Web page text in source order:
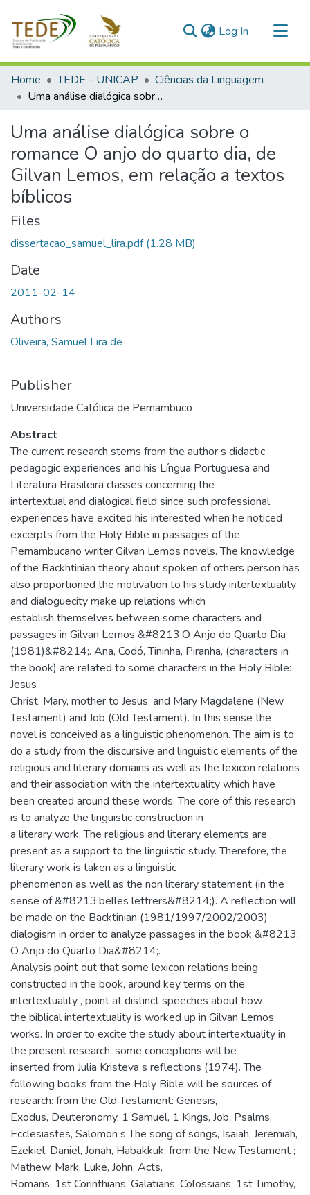
Log In (current)
Communities & Collections
All of DSpace
Home TEDE - UNICAP
Ciências da Linguagem
Uma análise dialógica sobre o romance O anjo do quarto dia, de Gilvan Lemos, em relação a textos bíblicos
Uma análise dialógica sobre o
romance O anjo do quarto dia, de
Gilvan Lemos, em relação a textos
bíblicos
Files
dissertacao_samuel_lira.pdf(1.28 MB)
Date
2011-02-14
Authors
Oliveira, Samuel Lira de
Publisher
Universidade Católica de Pernambuco
Abstract
The current research stems from the author s didactic
pedagogic experiences and his Língua Portuguesa and
Literatura Brasileira classes concerning the
intertextual and dialogical field since such professional
experiences have excited his interested when he noticed
excerpts from the Holy Bible in passages of the
Pernambucano writer Gilvan Lemos novels. The knowledge
of the Backhtinian theory about spoken of others person has
also proportioned the motivation to his study intertextuality
and dialoguecity make up relations which
establish themselves between some characters and
passages in Gilvan Lemos &#8213;O Anjo do Quarto Dia
(1981)&#8214;. Ana, Codó, Tininha, Piranha, (characters in
the book) are related to some characters in the Holy Bible:
Jesus
Christ, Mary, mother to Jesus, and Mary Magdalene (New
Testament) and Job (Old Testament). In this sense the
novel is conceived as a linguistic phenomenon. The aim is to
do a study from the discursive and linguistic elements of the
religious and literary domains as well as the lexicon relations
and their association with the intertextuality which have
been created around these words. The core of this research
is to analyze the linguistic construction in
a literary work. The religious and literary elements are
present as a support to the linguistic study. Therefore, the
literary work is taken as a linguistic
phenomenon as well as the non literary statement (in the
sense of &#8213;belles lettrers&#8214;). A reflection will
be made on the Backtinian (1981/1997/2002/2003)
dialogism in order to analyze passages in the book &#8213;
O Anjo do Quarto Dia&#8214;.
Analysis point out that some lexicon relations being
constructed in the book, around key terms on the
intertextuality , point at distinct speeches about how
the biblical intertextuality is worked up in Gilvan Lemos
works. In order to excite the study about intertextuality in
the present research, some conceptions will be
inserted from Julia Kristeva s reflections (1974). The
following books from the Holy Bible will be sources of
research: from the Old Testament: Genesis,
Exodus, Deuteronomy, 1 Samuel, 1 Kings, Job, Psalms,
Ecclesiastes, Salomon s The song of songs, Isaiah, Jeremiah,
Ezekiel, Daniel, Jonah, Habakkuk; from the New Testament ;
Mathew, Mark, Luke, John, Acts,
Romans, 1st Corinthians, Galatians, Colossians, 1st Timothy,